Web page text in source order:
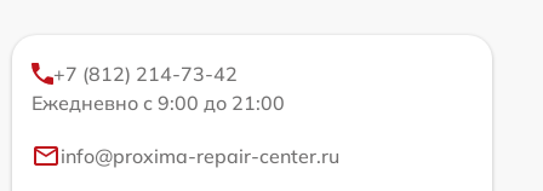
+7 (812) 214-73-42
Ежедневно с 9:00 до 21:00
info@proxima-repair-center.ru